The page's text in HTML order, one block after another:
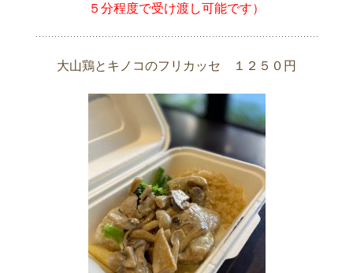
５分程度で受け渡し可能です）
大山鶏とキノコのフリカッセ １２５０円